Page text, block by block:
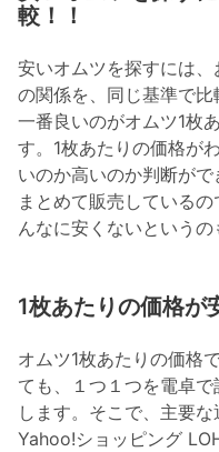
較！！
安いオムツを探すには
の関係を、同じ基準で
一番良いのがオムツ1枚
す。1枚あたりの価格が
いのか高いのか判断が
まとめて販売している
んなに安くないというの
1枚あたりの価格が
オムツ1枚あたりの価格
ても、１つ１つを電卓
します。そこで、主要
Yahoo!ショッピング